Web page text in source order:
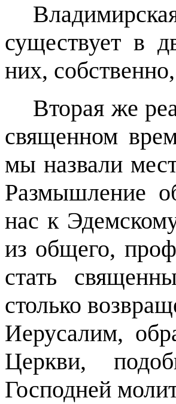
существует в
них,
Вторая же
священном
мы назвали
Размышление
нас к
из общего,
стать
столько
Иерусалим,
Церкви,
Господней